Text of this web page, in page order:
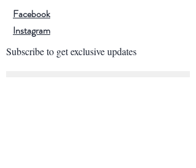
Facebook
Instagram
Subscribe to get exclusive updates